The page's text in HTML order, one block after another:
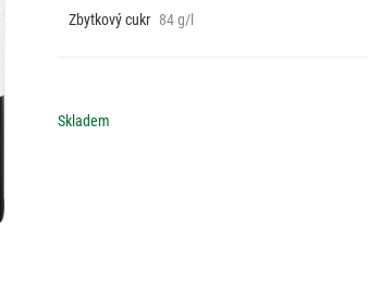
Zbytkový cukr 84 g/l
Skladem